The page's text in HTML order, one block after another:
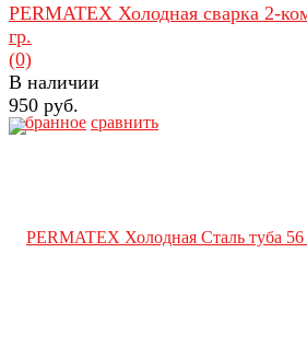
избранное сравнить
PERMATEX Холодная сварка 2-
гр.
(0)
В наличии
950 руб.